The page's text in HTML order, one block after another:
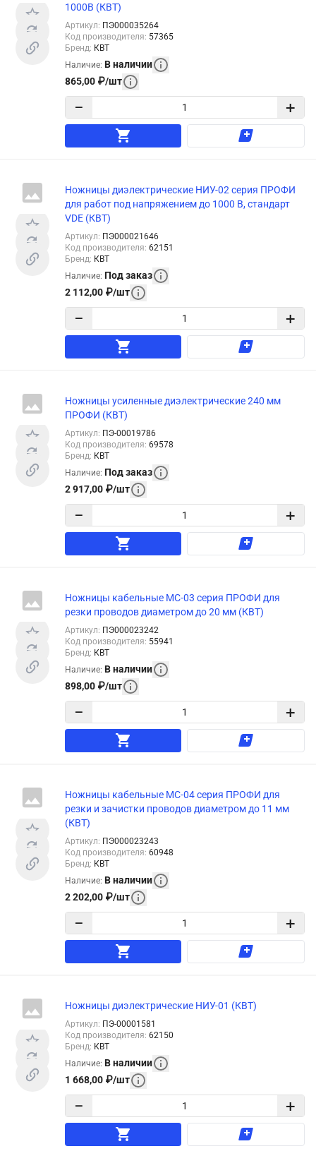
1000В (КВТ)
Артикул: ПЭ000035264
Код производителя: 57365
Бренд: КВТ
Наличие: В наличии
865,00 ₽/шт
− +
Ножницы диэлектрические НИУ-02 серия ПРОФИ
для работ под напряжением до 1000 В, стандарт
VDE (КВТ)
Артикул: ПЭ000021646
Код производителя: 62151
Бренд: КВТ
Наличие: Под заказ
2 112,00 ₽/шт
− +
Ножницы усиленные диэлектрические 240 мм
ПРОФИ (КВТ)
Артикул: ПЭ-00019786
Код производителя: 69578
Бренд: КВТ
Наличие: Под заказ
2 917,00 ₽/шт
− +
Ножницы кабельные MC-03 серия ПРОФИ для
резки проводов диаметром до 20 мм (КВТ)
Артикул: ПЭ000023242
Код производителя: 55941
Бренд: КВТ
Наличие: В наличии
898,00 ₽/шт
− +
Ножницы кабельные MC-04 серия ПРОФИ для
резки и зачистки проводов диаметром до 11 мм
(КВТ)
Артикул: ПЭ000023243
Код производителя: 60948
Бренд: КВТ
Наличие: В наличии
2 202,00 ₽/шт
− +
Ножницы диэлектрические НИУ-01 (КВТ)
Артикул: ПЭ-00001581
Код производителя: 62150
Бренд: КВТ
Наличие: В наличии
1 668,00 ₽/шт
− +